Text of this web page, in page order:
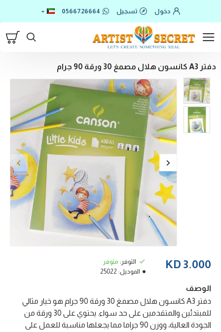
دخول تسجيل 0566726664
دفتر A3 كانسون هلال مصمغ 30 ورقة 90 جرام
3.000 KD التوفر: متوفر
الموديل: 25022
الوصف
دفتر A3 كانسون هلال مصمغ 30 ورقة 90 جرام هو خيار مثالي
للمبتدئين والمتقدمين على حد سواء. يحتوي على 30 ورقة من
الجودة العالية، ووزن 90 جراما مما يجعلها مناسبة للعمل على